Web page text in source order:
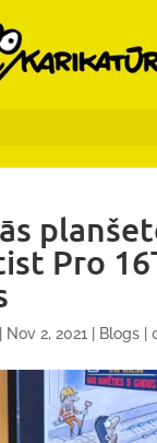
Pro
Nov 2, 2021 Blogs|